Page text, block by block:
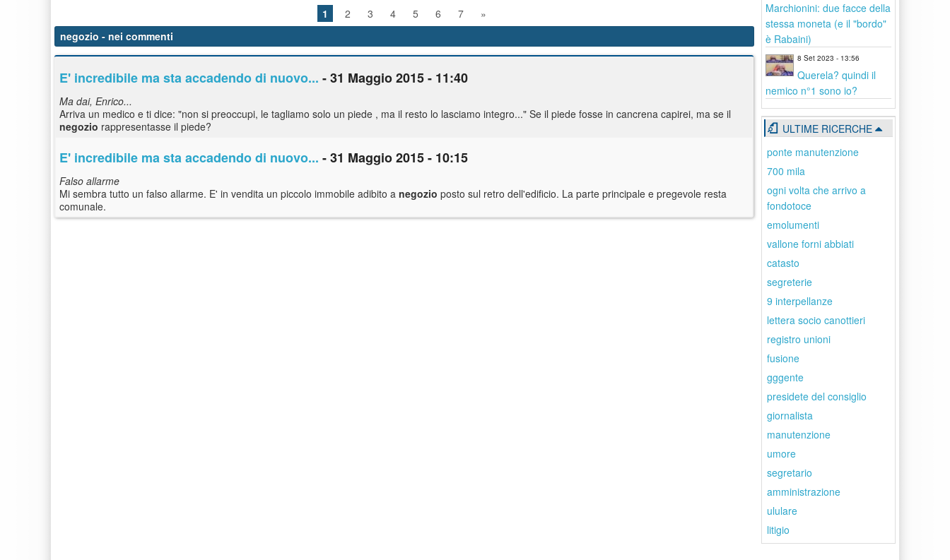
1 2 3 4 5 6 7
»
negozio - nei commenti
E' incredibile ma sta accadendo di nuovo... - 31 Maggio 2015 - 11:40
Ma dai, Enrico...
Arriva un medico e ti dice: "non si preoccupi, le tagliamo solo un piede , ma il resto lo lasciamo integro..." Se il piede fosse in cancrena capirei, ma se il
negozio rappresentasse il piede?
E' incredibile ma sta accadendo di nuovo... - 31 Maggio 2015 - 10:15
Falso allarme
Mi sembra tutto un falso allarme. E' in vendita un piccolo immobile adibito a negozio posto sul retro dell'edificio. La parte principale e pregevole resta
comunale.
Marchionini: due facce della
stessa moneta (e il "bordo"
è Rabaini)
8 Set 2023 - 13:56
Querela? quindi il
nemico n°1 sono io?
ULTIME RICERCHE
ponte manutenzione
700 mila
ogni volta che arrivo a
fondotoce
emolumenti
vallone forni abbiati
catasto
segreterie
9 interpellanze
lettera socio canottieri
registro unioni
fusione
gggente
presidete del consiglio
giornalista
manutenzione
umore
segretario
amministrazione
ululare
litigio